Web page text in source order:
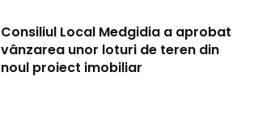
Consiliul Local Medgidia a aprobat
vânzarea unor loturi de teren din
noul proiect imobiliar